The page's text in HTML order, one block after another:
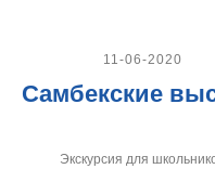
11-06-2020
Самбекские
Экскурсия для